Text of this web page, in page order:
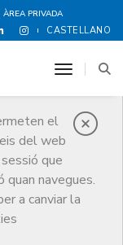
ÀREA PRIVADA
CASTELLANO
el
del web
que
quan navegues.
a canviar la
toggle
de la Salut